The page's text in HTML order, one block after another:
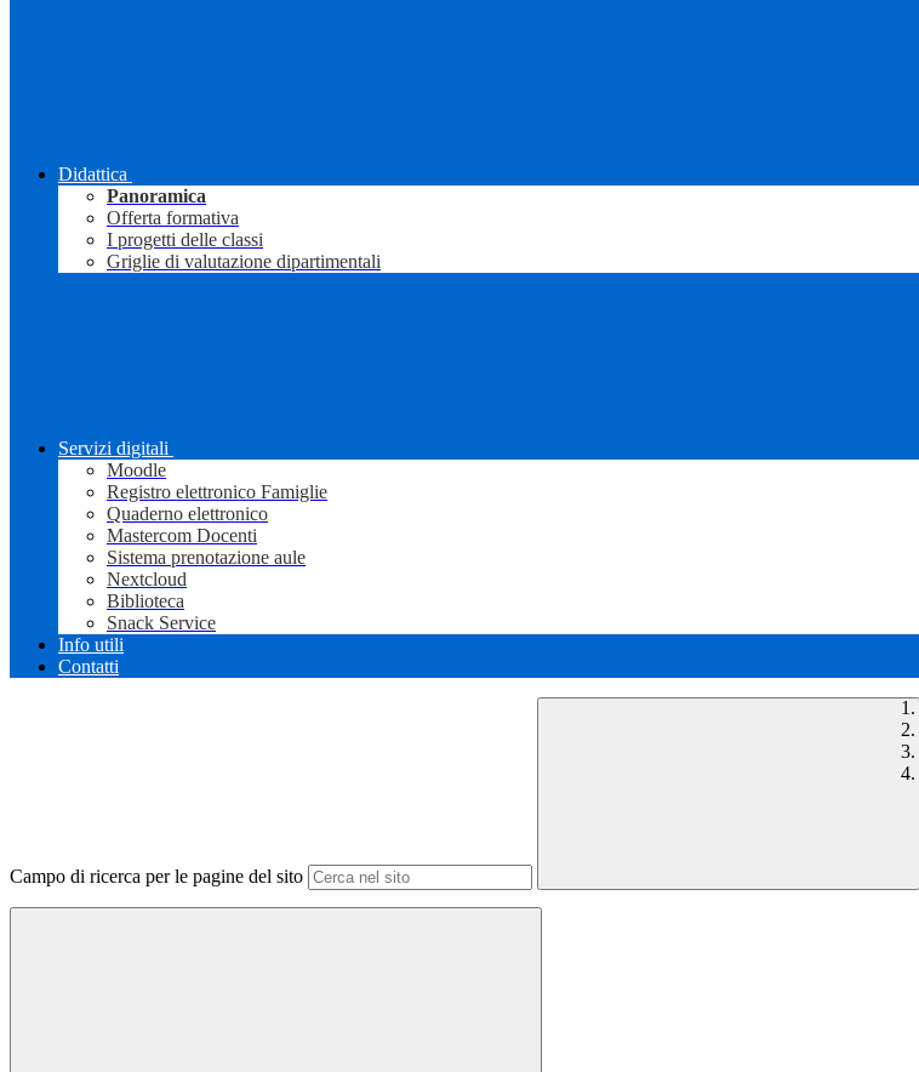
Didattica
Panoramica
Offerta formativa
I progetti delle classi
Griglie di valutazione dipartimentali
Servizi digitali
Moodle
Registro elettronico Famiglie
Quaderno elettronico
Mastercom Docenti
Sistema prenotazione aule
Nextcloud
Biblioteca
Snack Service
Info utili
Contatti
Campo di ricerca per le pagine del sito